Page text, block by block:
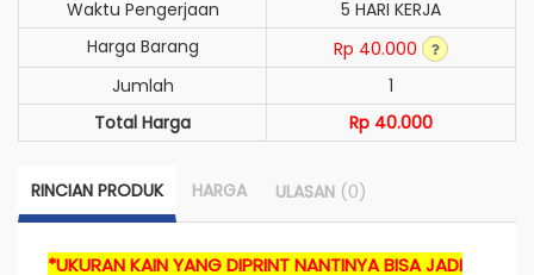
Waktu Pengerjaan
5 HARI KERJA
Harga Barang
Rp 40.000
Jumlah
1
Total Harga
Rp 40.000
RINCIAN PRODUK HARGA ULASAN (0)
*UKURAN KAIN YANG DIPRINT NANTINYA BISA JADI